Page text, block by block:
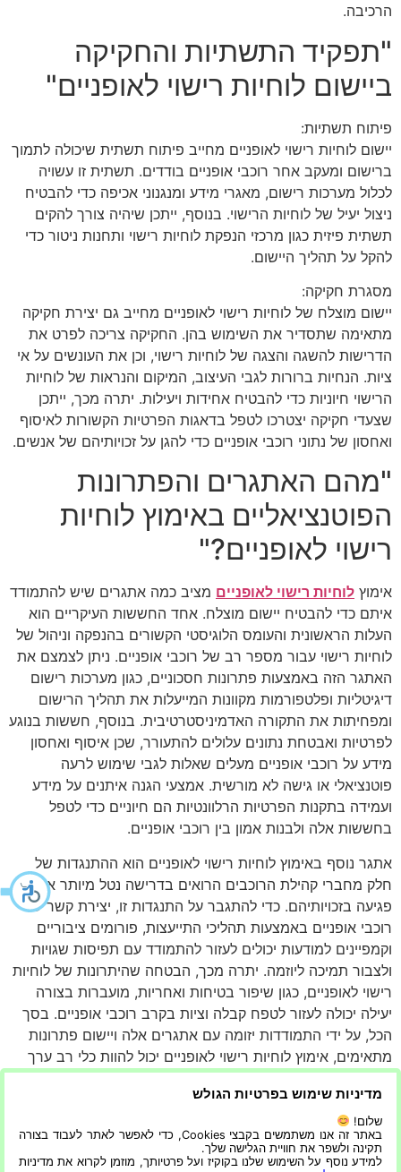
הרכיבה.
"תפקיד התשתיות והחקיקה
ביישום לוחיות רישוי לאופניים"
פיתוח תשתיות:
יישום לוחיות רישוי לאופניים מחייב פיתוח תשתית שיכולה לתמוך
ברישום ומעקב אחר רוכבי אופניים בודדים. תשתית זו עשויה
לכלול מערכות רישום, מאגרי מידע ומנגנוני אכיפה כדי להבטיח
ניצול יעיל של לוחיות הרישוי. בנוסף, ייתכן שיהיה צורך להקים
תשתית פיזית כגון מרכזי הנפקת לוחיות רישוי ותחנות ניטור כדי
להקל על תהליך היישום.
מסגרת חקיקה:
יישום מוצלח של לוחיות רישוי לאופניים מחייב גם יצירת חקיקה
מתאימה שתסדיר את השימוש בהן. החקיקה צריכה לפרט את
הדרישות להשגה והצגה של לוחיות רישוי, וכן את העונשים על אי
ציות. הנחיות ברורות לגבי העיצוב, המיקום והנראות של לוחיות
הרישוי חיוניות כדי להבטיח אחידות ויעילות. יתרה מכך, ייתכן
שצעדי חקיקה יצטרכו לטפל בדאגות הפרטיות הקשורות לאיסוף
ואחסון של נתוני רוכבי אופניים כדי להגן על זכויותיהם של אנשים.
"מהם האתגרים והפתרונות
הפוטנציאליים באימוץ לוחיות
רישוי לאופניים?"
אימוץ לוחיות רישוי לאופניים מציב כמה אתגרים שיש להתמודד
איתם כדי להבטיח יישום מוצלח. אחד החששות העיקריים הוא
העלות הראשונית והעומס הלוגיסטי הקשורים בהנפקה וניהול של
לוחיות רישוי עבור מספר רב של רוכבי אופניים. ניתן לצמצם את
האתגר הזה באמצעות פתרונות חסכוניים, כגון מערכות רישום
דיגיטליות ופלטפורמות מקוונות המייעלות את תהליך הרישום
ומפחיתות את התקורה האדמיניסטרטיבית. בנוסף, חששות בנוגע
לפרטיות ואבטחת נתונים עלולים להתעורר, שכן איסוף ואחסון
מידע על רוכבי אופניים מעלים שאלות לגבי שימוש לרעה
פוטנציאלי או גישה לא מורשית. אמצעי הגנה איתנים על מידע
ועמידה בתקנות הפרטיות הרלוונטיות הם חיוניים כדי לטפל
בחששות אלה ולבנות אמון בין רוכבי אופניים.
אתגר נוסף באימוץ לוחיות רישוי לאופניים הוא ההתנגדות של
חלק מחברי קהילת הרוכבים הרואים בדרישה נטל מיותר או
פגיעה בזכויותיהם. כדי להתגבר על התנגדות זו, יצירת קשר עם
רוכבי אופניים באמצעות תהליכי התייעצות, פורומים ציבוריים
וקמפיינים למודעות יכולים לעזור להתמודד עם תפיסות שגויות
ולצבור תמיכה ליוזמה. יתרה מכך, הבטחה שהיתרונות של לוחיות
רישוי לאופניים, כגון שיפור בטיחות ואחריות, מועברות בצורה
יעילה יכולה לעזור לטפח קבלה וציות בקרב רוכבי אופניים. בסך
הכל, על ידי התמודדות יזומה עם אתגרים אלה ויישום פתרונות
מתאימים, אימוץ לוחיות רישוי לאופניים יכול להוות כלי רב ערך
בשיפור הבטיחות בדרכים ובקידום שיטות רכיבה אחראיות.
לסיכום, לוחיות רישוי לאופניים משמשות כלי יעיל באכיפת
חוקי התעבורה על ידי רוכבי אופניים. הם לא רק משפרים
אחריות בקרב רוכבי אופניים אלא גם מטפחים שימוש בטוח
מדיניות שימוש בפרטיות הגולש
שלום!
באתר זה אנו משתמשים בקבצי Cookies, כדי לאפשר לאתר לעבוד בצורה
תקינה ולשפר את חוויית הגלישה שלך.
למידע נוסף על השימוש שלנו בקוקיז ועל פרטיותך, מוזמן לקרוא את מדיניות